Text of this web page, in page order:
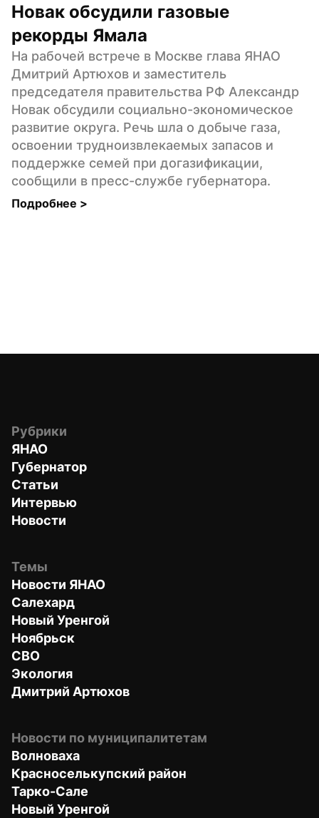
Новак обсудили газовые
рекорды Ямала
На рабочей встрече в Москве глава ЯНАО
Дмитрий Артюхов и заместитель
председателя правительства РФ Александр
Новак обсудили социально-экономическое
развитие округа. Речь шла о добыче газа,
освоении трудноизвлекаемых запасов и
поддержке семей при догазификации,
сообщили в пресс-службе губернатора.
Подробнее >
Рубрики
ЯНАО
Губернатор
Статьи
Интервью
Новости
Темы
Новости ЯНАО
Салехард
Новый Уренгой
Ноябрьск
СВО
Экология
Дмитрий Артюхов
Новости по муниципалитетам
Волноваха
Красноселькупский район
Тарко-Сале
Новый Уренгой